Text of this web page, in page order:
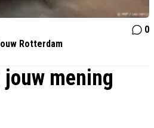
0
Rotterdam
mening